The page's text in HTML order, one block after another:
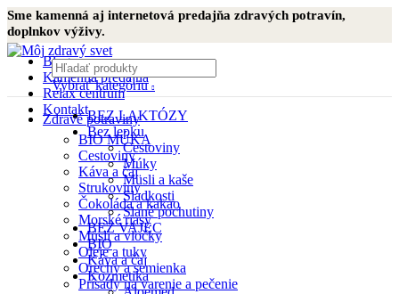
Sme kamenná aj internetová predajňa zdravých potravín,
doplnkov výživy.
Blog
Kamenná predajňa
Relax centrum
Kontakt
Vybrať kategóriu
BEZ LAKTÓZY
Bez lepku
Cestoviny
Múky
Müsli a kaše
Sladkosti
Slané pochutiny
BEZ VAJEC
BIO
Káva a čaj
Kozmetika
Zdravé potraviny
BIO MÚKA
Cestoviny
Káva a čaj
Strukoviny
Čokoláda a kakao
Morské riasy
Müsli a vločky
Oleje a tuky
Orechy a semienka
Prísady na varenie a pečenie